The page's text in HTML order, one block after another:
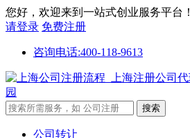
您好，欢迎来到一站式创业服务平台！
请登录 免费注册
咨询电话:400-118-9613
公司转让